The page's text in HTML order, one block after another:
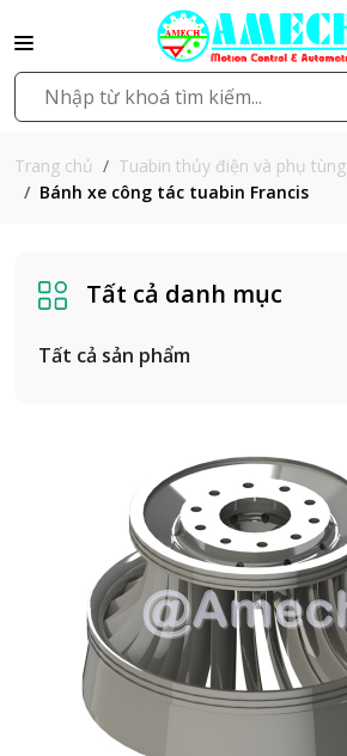
Trang chủ
Tuabin thủy điện và phụ tùng
Bánh xe công tác tuabin Francis
Tất cả danh mục
Tất cả sản phẩm